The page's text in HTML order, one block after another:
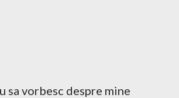
sa vorbesc despre mine